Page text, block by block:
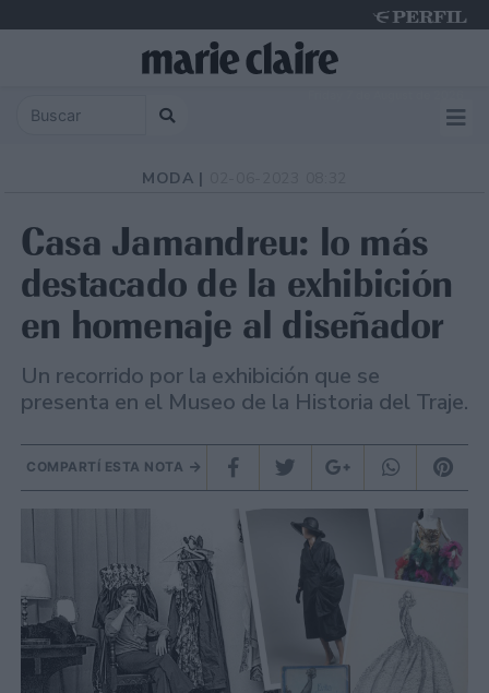
MODA |
Casa Jamandreu: lo más
destacado de la exhibición
en homenaje al diseñador
Un recorrido por la exhibición que se
presenta en el Museo de la Historia del Traje.
COMPARTÍ ESTA NOTA